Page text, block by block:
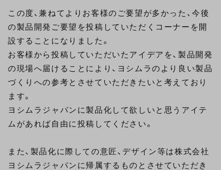
この度、兼ねてよりお客様のご要望が多かった、今後
の製品開発ご要望を投稿していただくコーナーを開
設することになりました。
お客様から投稿していただいたアイデアを、製品開発
の現場へ届けることにより、ヨシムラのより良い製品
づくりへの参考とさせていただきたいと考えており
ます。
ヨシムラジャパンに製品化して欲しいと思うアイテ
ムがあれば自由に投稿してください。
また、製品化に際しての意匠、デザイン等は株式会社
ヨシムラジャパンに帰属するものとさせていただき